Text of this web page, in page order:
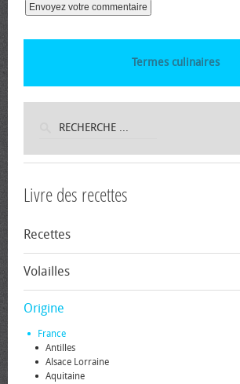
Termes culinaires
Livre des recettes
Recettes
Volailles
Origine
France
Antilles
Alsace Lorraine
Aquitaine